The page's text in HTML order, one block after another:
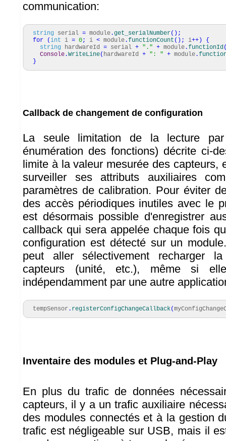
communication:
string serial = module .get_serialNumber( ) ;
for
(int i = 0; i < module .functionCount ( ) ; i++ )
{
string hardwareId = serial + "." + module .functionId
Console .WriteLine( hardwareId + ": " + module .
}
Callback de changement de configuration
La seule limitation de la lecture
énumération des fonctions) décrite ci-
limite à la valeur mesurée des capteurs,
surveiller ses attributs auxiliaires
paramètres de calibration. Pour éviter
des accès périodiques inutiles avec le
est désormais possible d'enregistrer
callback qui sera appelée chaque fois
configuration est détecté sur un
peut aller sélectivement recharger
capteurs (unité, etc.), même si
indépendamment par une autre
tempSensor . registerConfigChangeCallback(
Inventaire des modules et Plug-and-Play
En plus du trafic de données
capteurs, il y a un trafic auxiliaire
des modules connectés et à la gestion
trafic est négligeable sur USB, mais il